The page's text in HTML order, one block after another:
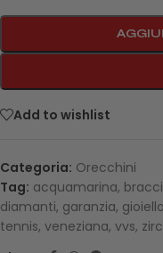
Add to wishlist
Categoria: Orecchini
Tag: acquamarina,
diamanti, garanzia, gioiello
tennis, veneziana, vvs,